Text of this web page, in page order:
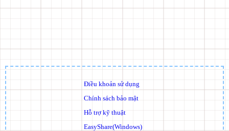
Điều khoản sử dụng
Chính sách bảo mật
Hỗ trợ kỹ thuật
EasyShare(Windows)